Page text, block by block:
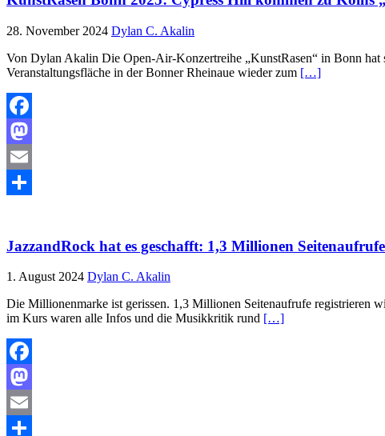
28. November 2024 Dylan C. Akalin
Von Dylan Akalin Die Open-Air-Konzertreihe „KunstRasen“ in Bonn
Veranstaltungsfläche in der Bonner Rheinaue wieder zum […]
Facebook
Mastodon
Email
JazzandRock hat es geschafft: 1,3 Millionen
1. August 2024 Dylan C. Akalin
Die Millionenmarke ist gerissen. 1,3 Millionen Seitenaufrufe registrieren
im Kurs waren alle Infos und die Musikkritik rund […]
Facebook
Mastodon
Email